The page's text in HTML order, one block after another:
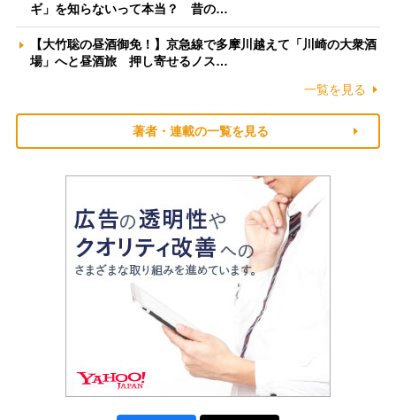
ギ」を知らないって本当？ 昔の…
【大竹聡の昼酒御免！】京急線で多摩川越えて「川崎の大衆酒
場」へと昼酒旅 押し寄せるノス…
一覧を見る
著者・連載の一覧を見る